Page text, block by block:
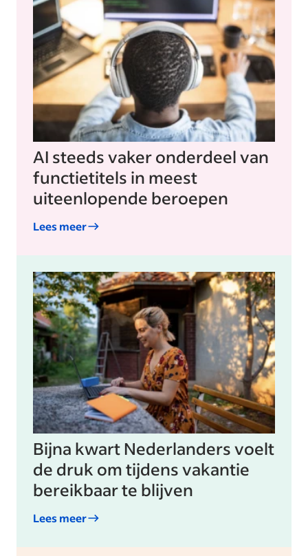
AI steeds vaker onderdeel van
functietitels in meest
uiteenlopende beroepen
Lees meer
Bijna kwart Nederlanders voelt
de druk om tijdens vakantie
bereikbaar te blijven
Lees meer